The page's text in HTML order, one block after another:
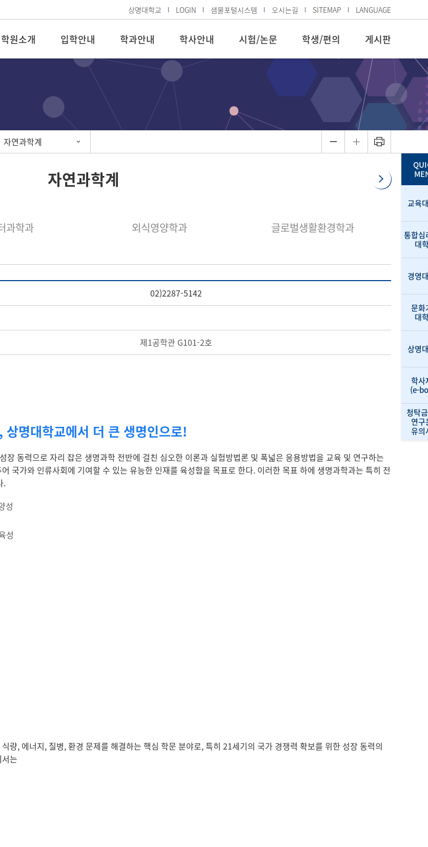
상명대학교 LOGIN 샘물포털시스템 오시는길 SITEMAP LANGUAGE
원소개 입학안내 학과안내 학사안내 시험/논문 학생/편의 게시판
교육
통합심
대
경영
문화
대
상명
학사
(e-
청탁
연구
유의
자연과학계
자연과학계
과학과 외식영양학과
글로벌생활환경학과
02)2287-5142
제1공학관 G101-2호
명대학교에서 더 큰 생명인으로!
동력으로 자리 잡은 생명과학 전반에 걸친 심오한 이론과 실험방법론 및 폭넓은 응용방법을 교육 및 연구하는
국가와 인류사회에 기여할 수 있는 유능한 인재를 육성함을 목표로 한다. 이러한 목표 하에 생명과학과는 특히 전
.
성
성
량, 에너지, 질병, 환경 문제를 해결하는 핵심 학문 분야로, 특히 21세기의 국가 경쟁력 확보를 위한 성장 동력의
는